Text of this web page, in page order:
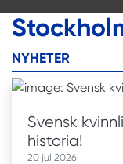
NYHETER
Svensk
historia!
20 jul 2026